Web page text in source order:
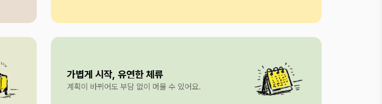
가볍게 시작, 유연한 체류
계획이 바뀌어도 부담 없이 머물 수 있어요.